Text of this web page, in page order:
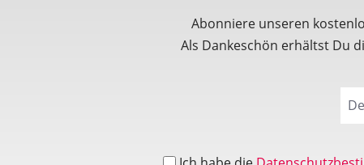
Abonniere unseren
Als Dankeschön erhältst Du